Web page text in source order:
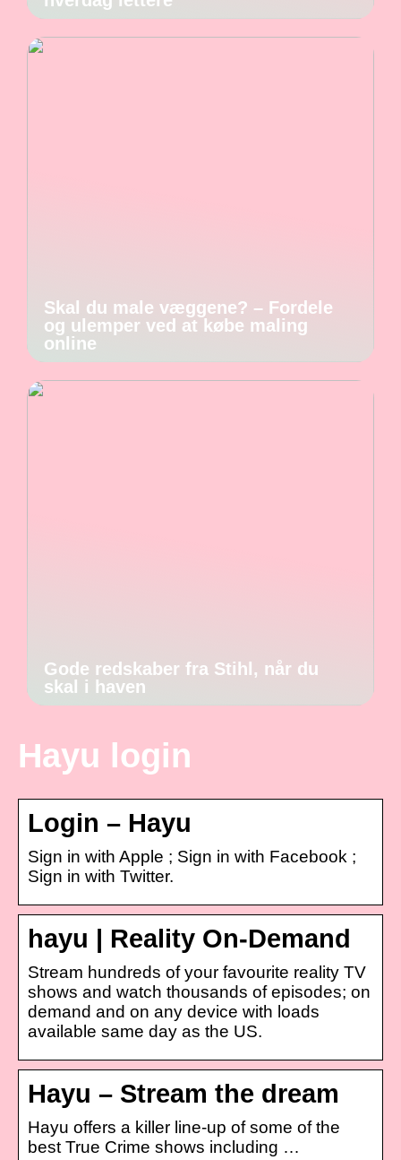
Skal du male væggene? – Fordele
og ulemper ved at købe maling
online
Gode redskaber fra Stihl, når du
skal i haven
Hayu login
Login – Hayu
Sign in with Apple ; Sign in with Facebook ;
Sign in with Twitter.
hayu | Reality On-Demand
Stream hundreds of your favourite reality TV
shows and watch thousands of episodes; on
demand and on any device with loads
available same day as the US.
Hayu – Stream the dream
Hayu offers a killer line-up of some of the
best True Crime shows including …